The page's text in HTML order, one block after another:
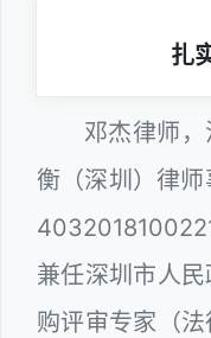
扎
邓杰律师
衡（深圳）律
兼任深圳市人
购评审专家（